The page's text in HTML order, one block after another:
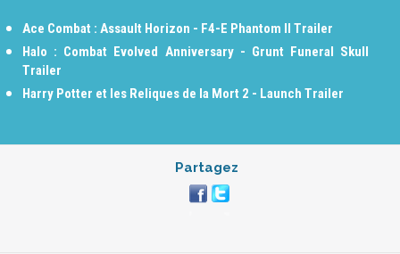
Ace Combat : Assault Horizon - F4-E Phantom II Trailer
Halo : Combat Evolved Anniversary - Grunt Funeral Skull
Trailer
Harry Potter et les Reliques de la Mort 2 - Launch Trailer
Partagez